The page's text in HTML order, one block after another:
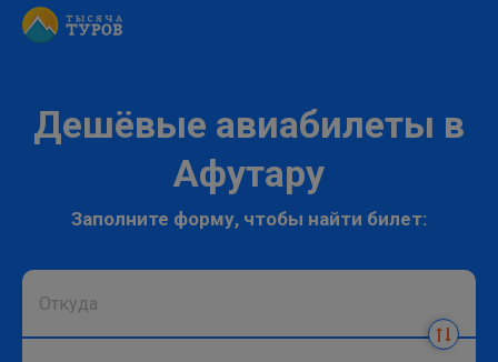
Дешёвые авиабилеты в
Афутару
Заполните форму, чтобы найти билет: